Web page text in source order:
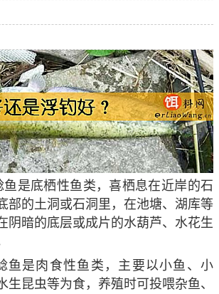
鱼是底栖性鱼类，喜栖息在近岸的石
部的土洞或石洞里，在池塘、湖库等
阴暗的底层或成片的水葫芦、水花生
鱼是肉食性鱼类，主要以小鱼、小
生昆虫等为食，养殖时可投喂杂鱼、